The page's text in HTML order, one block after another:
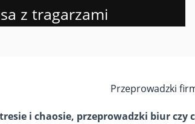
z tragarzami
Przeprowadzki
i chaosie, przeprowadzki biur czy